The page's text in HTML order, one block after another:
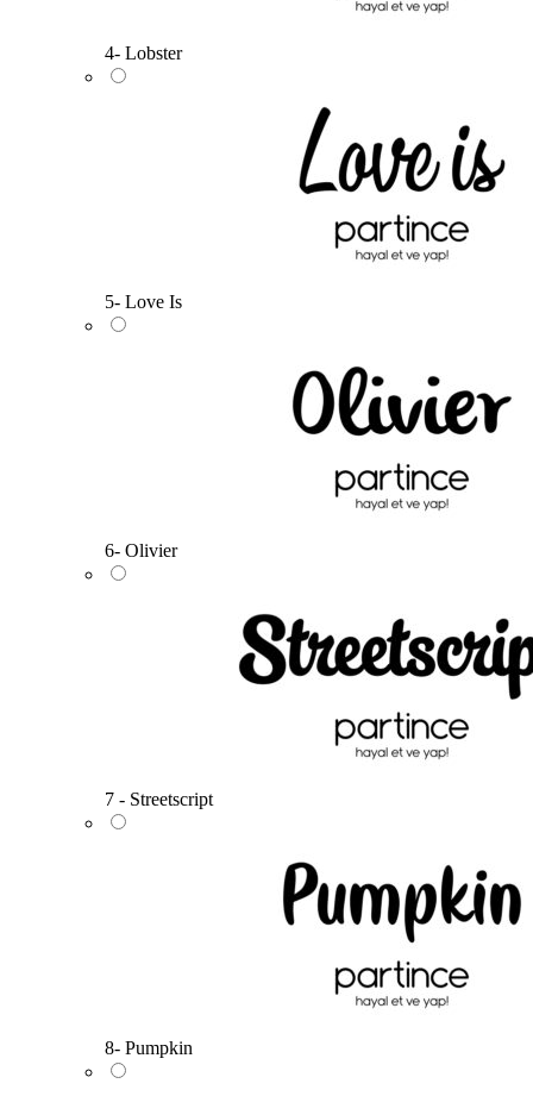
4- Lobster
5- Love Is
6- Olivier
7 - Streetscript
8- Pumpkin